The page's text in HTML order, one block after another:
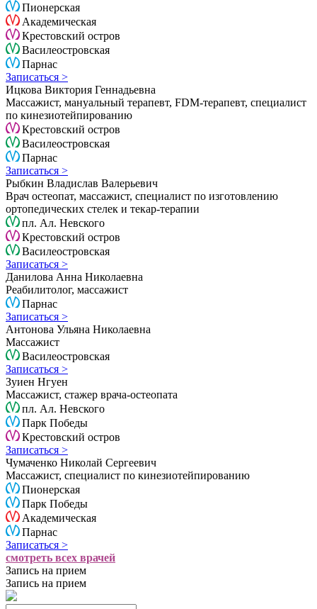
Пионерская
Академическая
Крестовский остров
Василеостровская
Парнас
Записаться >
Ицкова Виктория Геннадьевна
Массажист, мануальный терапевт, FDM-терапевт, специалист
по кинезиотейпированию
Крестовский остров
Василеостровская
Парнас
Записаться >
Рыбкин Владислав Валерьевич
Врач остеопат, массажист, специалист по изготовлению
ортопедических стелек и текар-терапии
пл. Ал. Невского
Крестовский остров
Василеостровская
Записаться >
Данилова Анна Николаевна
Реабилитолог, массажист
Парнас
Записаться >
Антонова Ульяна Николаевна
Массажист
Василеостровская
Записаться >
Зуиен Нгуен
Массажист, стажер врача-остеопата
пл. Ал. Невского
Парк Победы
Крестовский остров
Записаться >
Чумаченко Николай Сергеевич
Массажист, специалист по кинезиотейпированию
Пионерская
Парк Победы
Академическая
Парнас
Записаться >
смотреть всех врачей
Запись на прием
Запись на прием